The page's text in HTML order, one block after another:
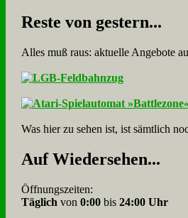
Re­ste von ge­stern...
Alles muß raus: aktuelle An­ge­bo­te
Was hier zu sehen ist, ist sämt­lich
Auf Wie­der­se­hen...
Öffnungszeiten:
Täglich von 0:00bis 24:00 Uhr